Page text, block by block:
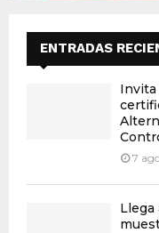
ENTRADAS
Invita
7
Llega